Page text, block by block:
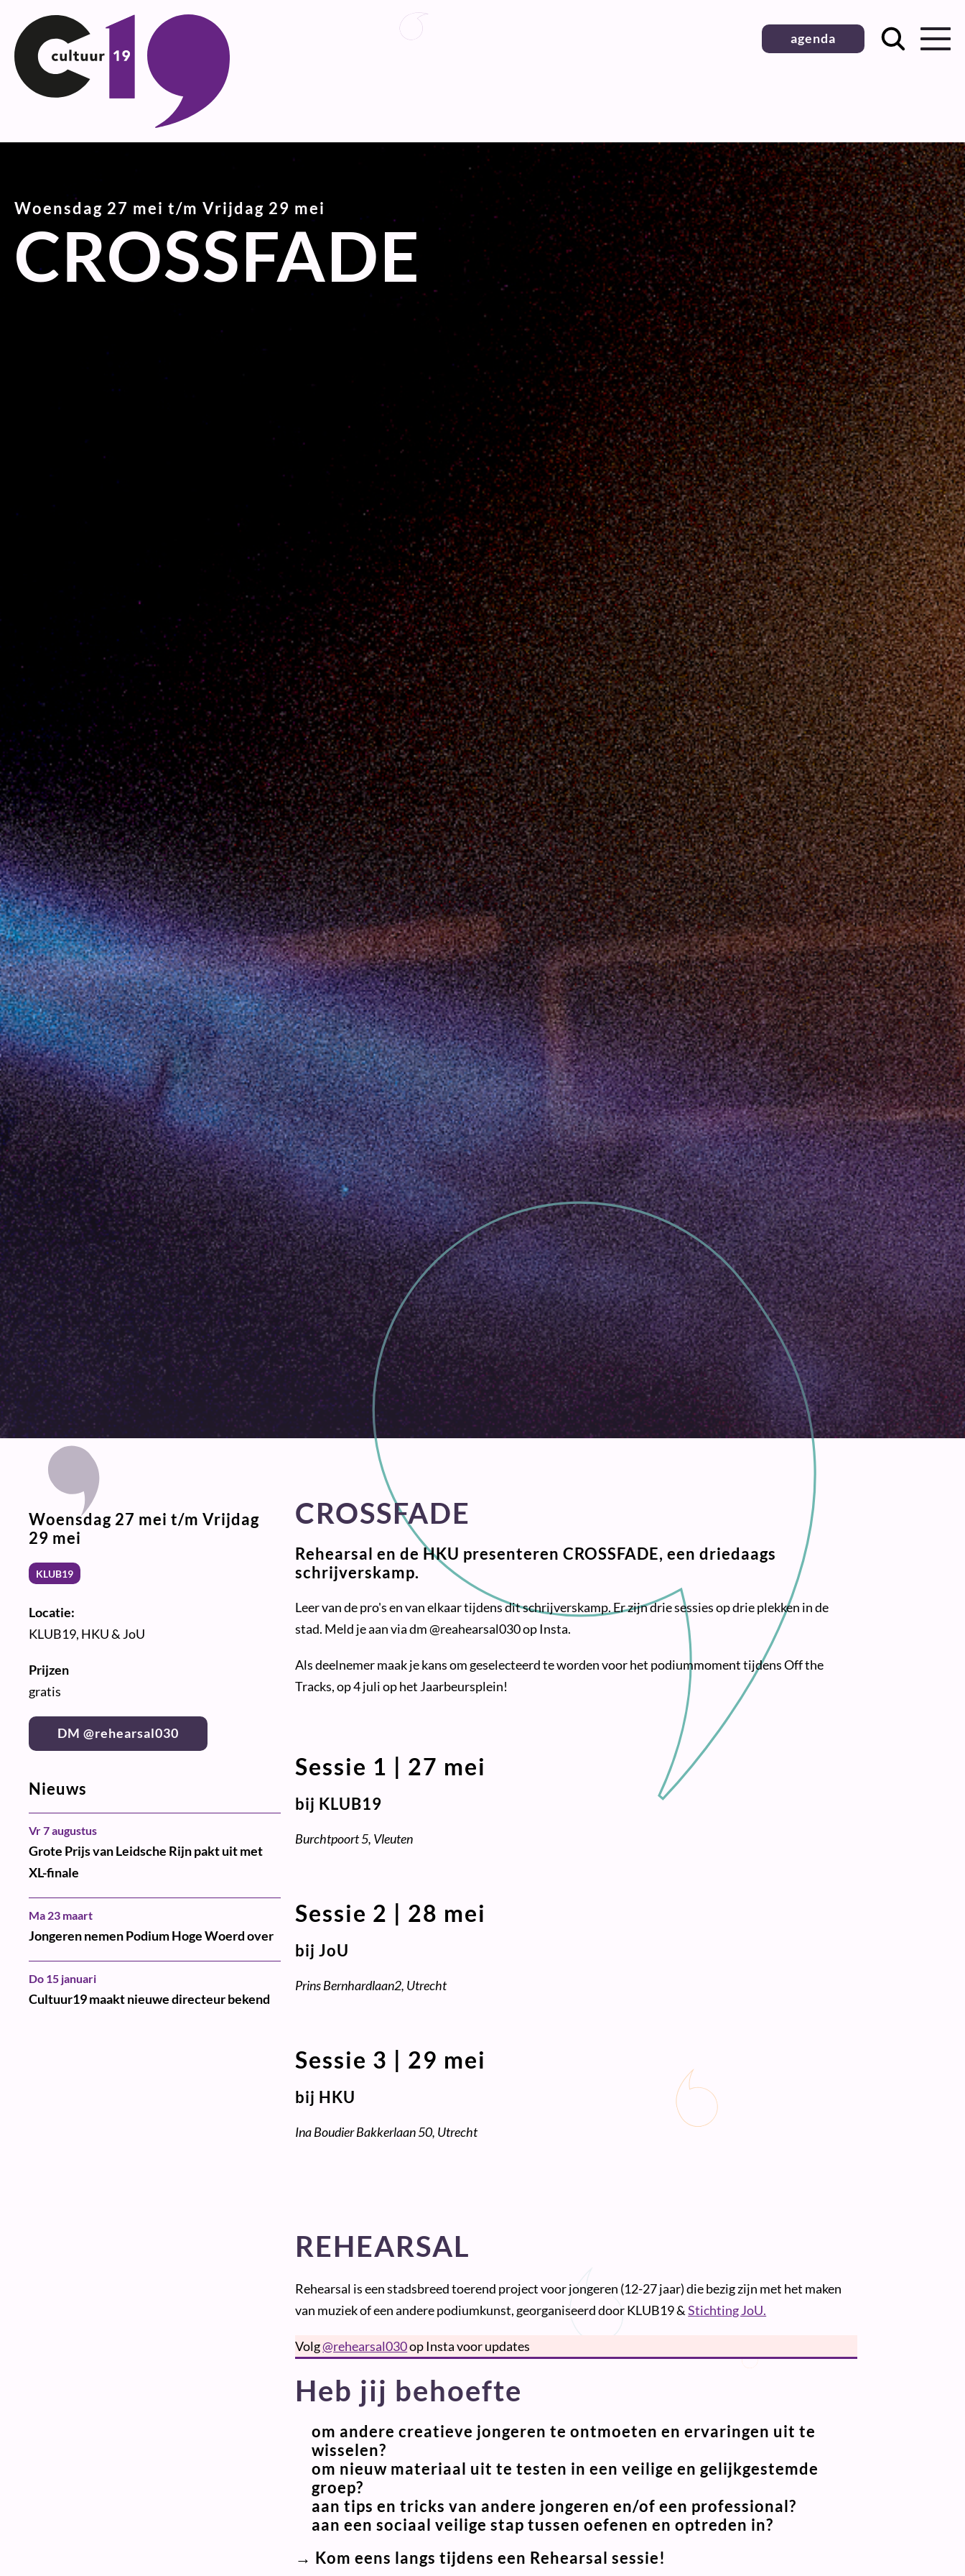
naar
inhoud
agenda
Woensdag 27 mei t/m Vrijdag 29 mei
CROSSFADE
CROSSFADE
Rehearsal en de HKU presenteren CROSSFADE, een driedaags
schrijverskamp.
Leer van de pro's en van elkaar tijdens dit schrijverskamp. Er zijn drie sessies op drie plekken in de
stad. Meld je aan via dm @reahearsal030 op Insta.
Als deelnemer maak je kans om geselecteerd te worden voor het podiummoment tijdens Off the
Tracks, op 4 juli op het Jaarbeursplein!
Sessie 1 | 27 mei
bij KLUB19
Burchtpoort 5, Vleuten
Sessie 2 | 28 mei
bijJoU
Prins Bernhardlaan2, Utrecht
Sessie 3 | 29 mei
bij HKU
Ina Boudier Bakkerlaan 50, Utrecht
REHEARSAL
Rehearsal is een stadsbreed toerend project voor jongeren (12-27 jaar) die bezig zijn met het maken
van muziek of een andere podiumkunst, georganiseerd door KLUB19 &Stichting JoU.
Volg@rehearsal030op Insta voor updates
Heb jij behoefte
om andere creatieve jongeren te ontmoeten en ervaringen uit te
wisselen?
om nieuw materiaal uit te testen in een veilige en gelijkgestemde
groep?
aan tips en tricks van andere jongeren en/of een professional?
aan een sociaal veilige stap tussen oefenen en optreden in?
→ Kom eens langs tijdens een Rehearsal sessie!
Woensdag 27 mei t/m Vrijdag
29 mei
KLUB19
Locatie:
KLUB19, HKU & JoU
Prijzen
gratis
DM @rehearsal030
Nieuws
Grote Prijs van Leidsche Rijn pakt uit met
XL-finale
Vr 7 augustus
Jongeren nemen Podium Hoge Woerd over
Ma 23 maart
Cultuur19 maakt nieuwe directeur bekend
Do 15 januari